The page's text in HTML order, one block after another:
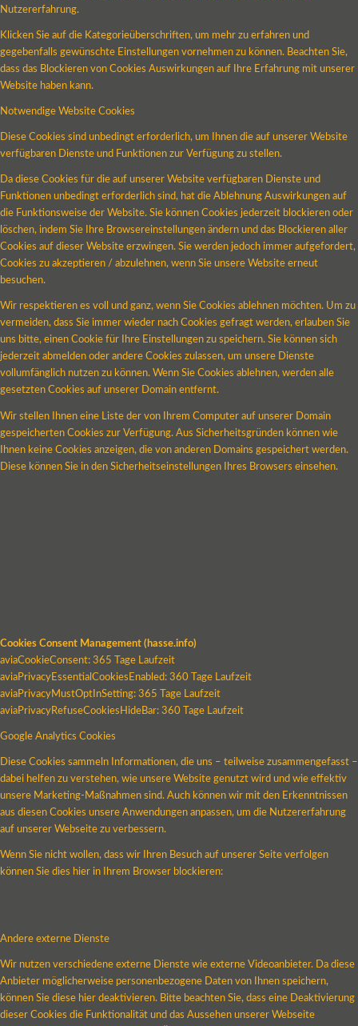
Nutzererfahrung.
Klicken Sie auf die Kategorieüberschriften, um mehr zu erfahren und
gegebenfalls gewünschte Einstellungen vornehmen zu können. Beachten Sie,
dass das Blockieren von Cookies Auswirkungen auf Ihre Erfahrung mit unserer
Website haben kann.
Notwendige Website Cookies
Diese Cookies sind unbedingt erforderlich, um Ihnen die auf unserer Website
verfügbaren Dienste und Funktionen zur Verfügung zu stellen.
Da diese Cookies für die auf unserer Website verfügbaren Dienste und
Funktionen unbedingt erforderlich sind, hat die Ablehnung Auswirkungen auf
die Funktionsweise der Website. Sie können Cookies jederzeit blockieren oder
löschen, indem Sie Ihre Browsereinstellungen ändern und das Blockieren aller
Cookies auf dieser Website erzwingen. Sie werden jedoch immer aufgefordert,
Cookies zu akzeptieren / abzulehnen, wenn Sie unsere Website erneut
besuchen.
Wir respektieren es voll und ganz, wenn Sie Cookies ablehnen möchten. Um zu
vermeiden, dass Sie immer wieder nach Cookies gefragt werden, erlauben Sie
uns bitte, einen Cookie für Ihre Einstellungen zu speichern. Sie können sich
jederzeit abmelden oder andere Cookies zulassen, um unsere Dienste
vollumfänglich nutzen zu können. Wenn Sie Cookies ablehnen, werden alle
gesetzten Cookies auf unserer Domain entfernt.
Wir stellen Ihnen eine Liste der von Ihrem Computer auf unserer Domain
gespeicherten Cookies zur Verfügung. Aus Sicherheitsgründen können wie
Ihnen keine Cookies anzeigen, die von anderen Domains gespeichert werden.
Diese können Sie in den Sicherheitseinstellungen Ihres Browsers einsehen.
Cookies Consent Management (hasse.info)
aviaCookieConsent: 365 Tage Laufzeit
aviaPrivacyEssentialCookiesEnabled: 360 Tage Laufzeit
aviaPrivacyMustOptInSetting: 365 Tage Laufzeit
aviaPrivacyRefuseCookiesHideBar: 360 Tage Laufzeit
Google Analytics Cookies
Diese Cookies sammeln Informationen, die uns – teilweise zusammengefasst –
dabei helfen zu verstehen, wie unsere Website genutzt wird und wie effektiv
unsere Marketing-Maßnahmen sind. Auch können wir mit den Erkenntnissen
aus diesen Cookies unsere Anwendungen anpassen, um die Nutzererfahrung
auf unserer Webseite zu verbessern.
Wenn Sie nicht wollen, dass wir Ihren Besuch auf unserer Seite verfolgen
können Sie dies hier in Ihrem Browser blockieren:
Andere externe Dienste
Wir nutzen verschiedene externe Dienste wie externe Videoanbieter. Da diese
Anbieter möglicherweise personenbezogene Daten von Ihnen speichern,
können Sie diese hier deaktivieren. Bitte beachten Sie, dass eine Deaktivierung
dieser Cookies die Funktionalität und das Aussehen unserer Webseite